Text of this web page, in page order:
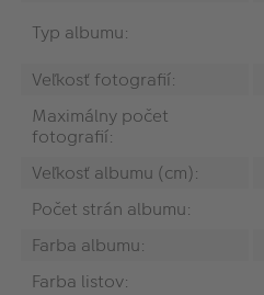
Typ albumu:
Veľkosť fotografií:
Maximálny počet
fotografií:
Veľkosť albumu (cm):
Počet strán albumu:
Farba albumu:
Farba listov: